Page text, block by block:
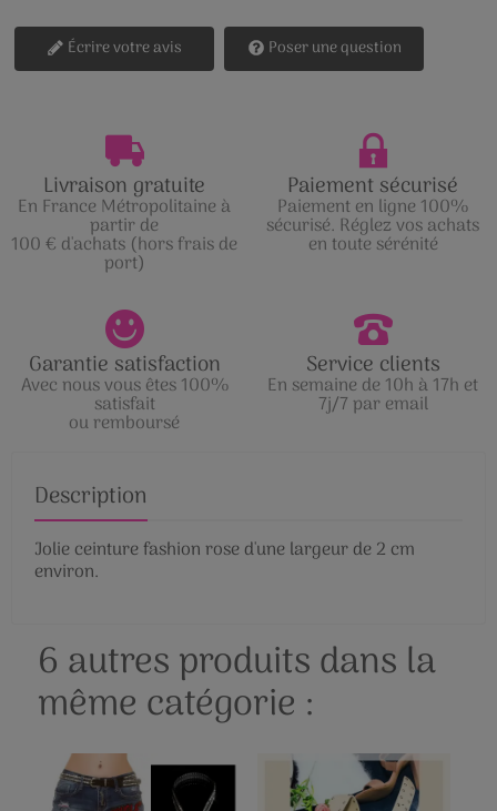
Écrire votre avis Poser une question
Livraison gratuite
En France Métropolitaine à
partir de
100 € d'achats (hors frais de
port)
Paiement sécurisé
Paiement en ligne 100%
sécurisé. Réglez vos achats
en toute sérénité
Garantie satisfaction
Avec nous vous êtes 100%
satisfait
ou remboursé
Service clients
En semaine de 10h à 17h et
7j/7 par email
Description
Jolie ceinture fashion rose d'une largeur de 2 cm
environ.
6 autres produits dans la
même catégorie :